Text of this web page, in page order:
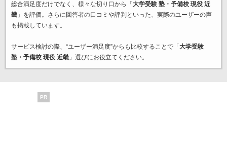
総合満足度だけでなく、様々な切り口から「 大学受験 塾・予備校 現役 近
畿」を評価。さらに回答者の口コミや評判といった、実際のユーザーの声
も掲載しています。
サービス検討の際、“ユーザー満足度”からも比較することで「 大学受験
塾・予備校 現役 近畿」選びにお役立てください。
PR